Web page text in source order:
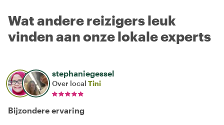
Wat andere reizigers leuk
vinden aan onze lokale experts
stephaniegessel
Over local Tini
Bijzondere ervaring